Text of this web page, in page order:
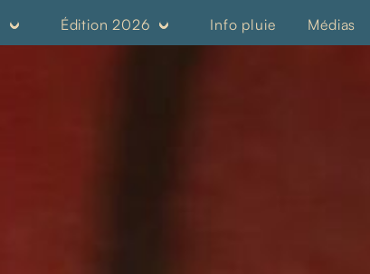
Édition 2026 Info pluie Médias